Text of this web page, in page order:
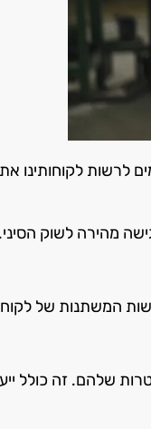
מהירה לשוק
הדרישות המשתנות של
שלהם. זה כולל